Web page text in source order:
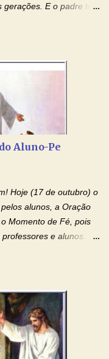
gerações. E o padre tem
fim de semana na
Adriana-
Padre Marcelo
o Momento de Fé)
de Seu Nome, peço
para trás através das
árvore
e vivificante,
Aluno-Pe
Hoje (17 de outubro) o
alunos, a Oração
Momento de Fé, pois
e alunos.
dia da prova. Confie no
de Nossa Senhora.
Adriana-Devoção e
estudante, e por sinal,
aqui, conversando com